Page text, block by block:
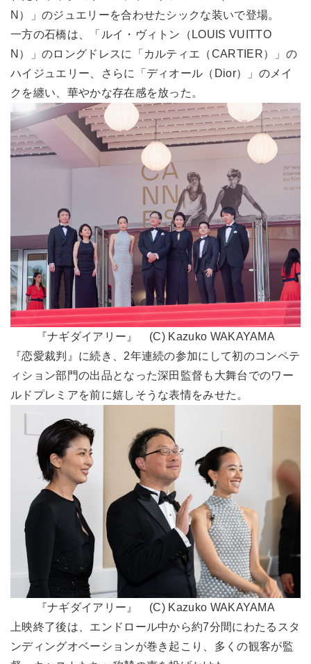
N）」のジュエリーを合わせたシックな装いで登場。
一方の石橋は、「ルイ・ヴィトン（LOUIS VUITTO
N）」のロングドレスに「カルティエ（CARTIER）」の
ハイジュエリー、さらに「ディオール（Dior）」のメイ
クを纏い、華やかな存在感を放った。
『ナギダイアリー』 (C) Kazuko WAKAYAMA
『恋愛裁判』に続き、2年連続の参加にして初のコンペテ
ィション部門の出品となった深田監督も大舞台でのワー
ルドプレミアを前に嬉しそうな表情をみせた。
『ナギダイアリー』 (C) Kazuko WAKAYAMA
上映終了後は、エンドロール中から約7分間にわたるスタ
ンディングオベーションが巻き起こり、多くの観客が監